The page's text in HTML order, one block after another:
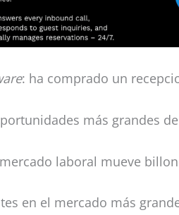
: ha comprado un
más grandes
laboral mueve
en el mercado más